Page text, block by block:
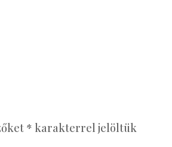
* karakterrel jelöltük